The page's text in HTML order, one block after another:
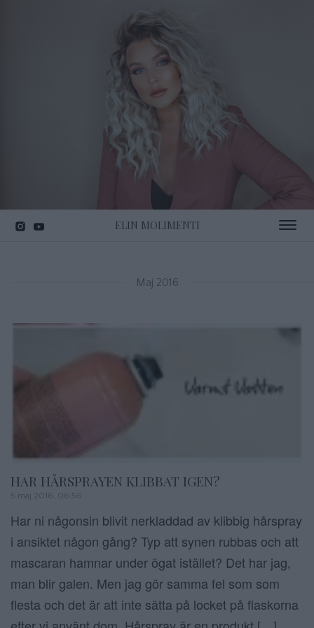
ELIN MOLIMENTI Toggle
Maj 2016
HAR HÅRSPRAYEN KLIBBAT IGEN?
5 maj 2016, 06:56
Har ni någonsin blivit nerkladdad av klibbig hårspray
i ansiktet någon gång? Typ att synen rubbas och att
mascaran hamnar under ögat istället? Det har jag,
man blir galen. Men jag gör samma fel som som
flesta och det är att inte sätta på locket på flaskorna